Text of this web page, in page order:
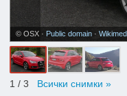
© OSX · Public domain ·
1 / 3 Всички снимки »